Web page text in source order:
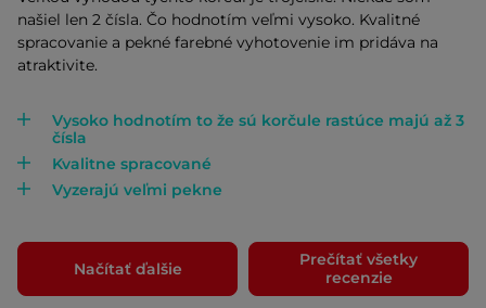
našiel len 2 čísla. Čo hodnotím veľmi vysoko. Kvalitné
spracovanie a pekné farebné vyhotovenie im pridáva na
atraktivite.
Vysoko hodnotím to že sú korčule rastúce majú až 3
čísla
Kvalitne spracované
Vyzerajú veľmi pekne
Načítať ďalšie
Prečítať všetky
recenzie